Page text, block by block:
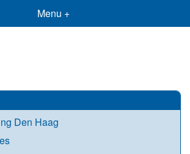
Menu +
Den Haag